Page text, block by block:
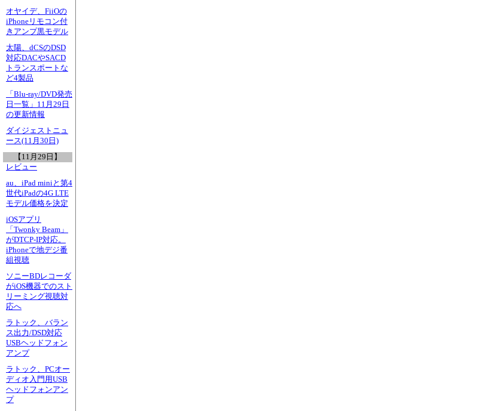
オヤイデ、FiiOの
iPhoneリモコン付
きアンプ黒モデル
太陽、dCSのDSD
対応DACやSACD
トランスポートな
ど4製品
「Blu-ray/DVD発売
日一覧」11月29日
の更新情報
ダイジェストニュ
ース(11月30日)
【11月29日】
レビュー
au、iPad miniと第4
世代iPadの4G LTE
モデル価格を決定
iOSアプリ
「Twonky Beam」
がDTCP-IP対応。
iPhoneで地デジ番
組視聴
ソニーBDレコーダ
がiOS機器でのスト
リーミング視聴対
応へ
ラトック、バラン
ス出力/DSD対応
USBヘッドフォン
アンプ
ラトック、PCオー
ディオ入門用USB
ヘッドフォンアン
プ